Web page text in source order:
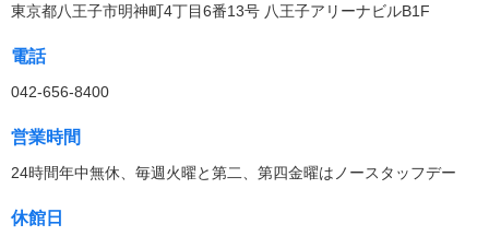
東京都八王子市明神町4丁目6番13号 八王子アリーナビルB1F
電話
042-656-8400
営業時間
24時間年中無休、毎週火曜と第二、第四金曜はノースタッフデー
休館日